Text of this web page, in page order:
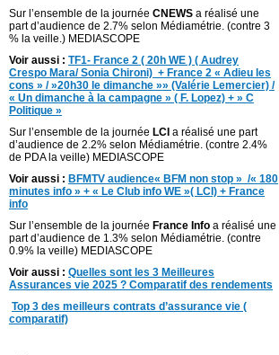
Sur l’ensemble de la journée CNEWS a réalisé une
part d’audience de 2.7% selon Médiamétrie. (contre 3
% la veille.) MEDIASCOPE
Voir aussi : TF1- France 2 ( 20h WE ) ( Audrey
Crespo Mara/ Sonia Chironi) + France 2 « Adieu les
cons » / »20h30 le dimanche »» (Valérie Lemercier) /
« Un dimanche à la campagne » ( F. Lopez) + » C
Politique »
Sur l’ensemble de la journée LCI a réalisé une part
d’audience de 2.2% selon Médiamétrie. (contre 2.4%
de PDA la veille) MEDIASCOPE
Voir aussi : BFMTV audience« BFM non stop » /« 180
minutes info » + « Le Club info WE »( LCI) + France
info
Sur l’ensemble de la journée France Info a réalisé une
part d’audience de 1.3% selon Médiamétrie. (contre
0.9% la veille) MEDIASCOPE
Voir aussi : Quelles sont les 3 Meilleures
Assurances vie 2025 ? Comparatif des rendements
Top 3 des meilleurs contrats d’assurance vie (
comparatif)